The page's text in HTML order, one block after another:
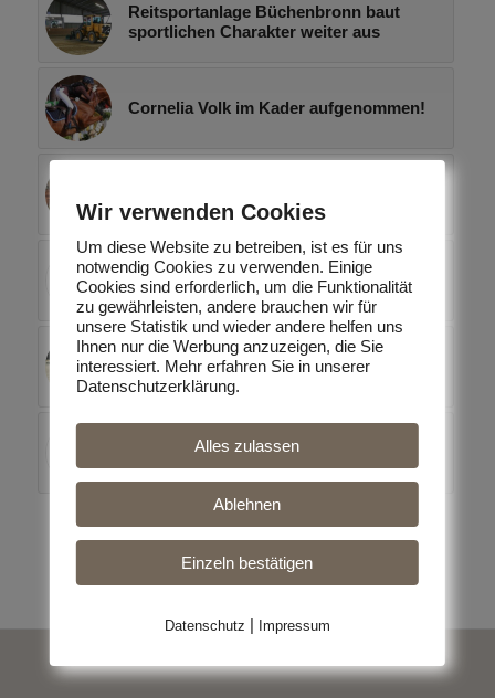
Reitsportanlage Büchenbronn baut
sportlichen Charakter weiter aus
Cornelia Volk im Kader aufgenommen!
der Reitsportanlage Büchenbronn
Cornelia Volk räumte in Pöttmes ab
Außenplatz der Reitsportanlage
Büchenbronn erneuert
Neue Führanlage bietet weitere
Wir verwenden Cookies
Um diese Website zu betreiben, ist es für uns
notwendig Cookies zu verwenden. Einige
Cookies sind erforderlich, um die Funktionalität
zu gewährleisten, andere brauchen wir für
unsere Statistik und wieder andere helfen uns
Ihnen nur die Werbung anzuzeigen, die Sie
interessiert. Mehr erfahren Sie in unserer
Datenschutzerklärung.
Alles zulassen
Ablehnen
Einzeln bestätigen
Datenschutz | Impressum